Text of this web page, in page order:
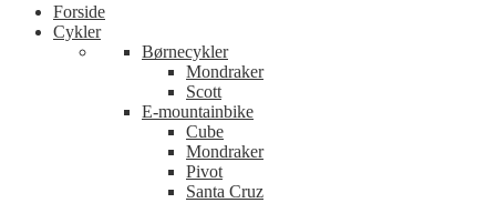
Forside
Cykler
Børnecykler
Mondraker
Scott
E-mountainbike
Cube
Mondraker
Pivot
Santa Cruz